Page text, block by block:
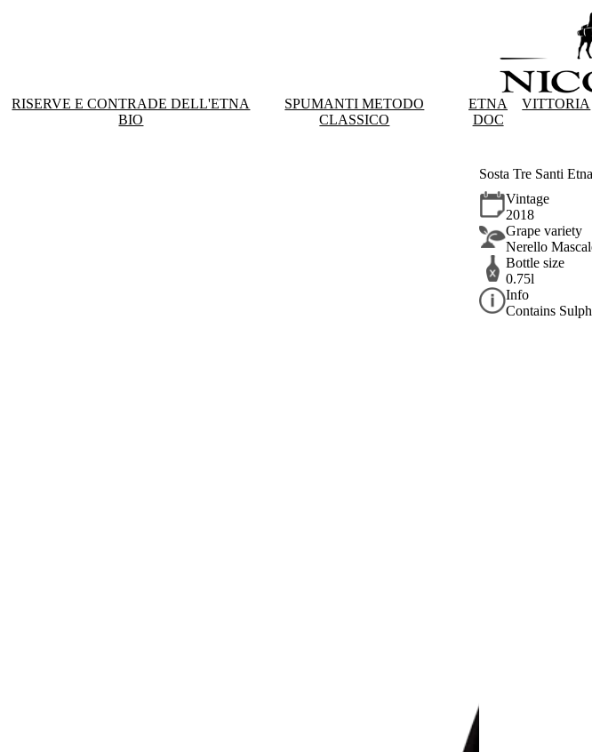
RISERVE E CONTRADE DELL'ETNA
BIO
SPUMANTI METODO
CLASSICO
ETNA
DOC
VITTORIA
Sosta Tre Santi
Vintage
2018
Grape variety
Nerello
Bottle size
0.75l
Info
Contains